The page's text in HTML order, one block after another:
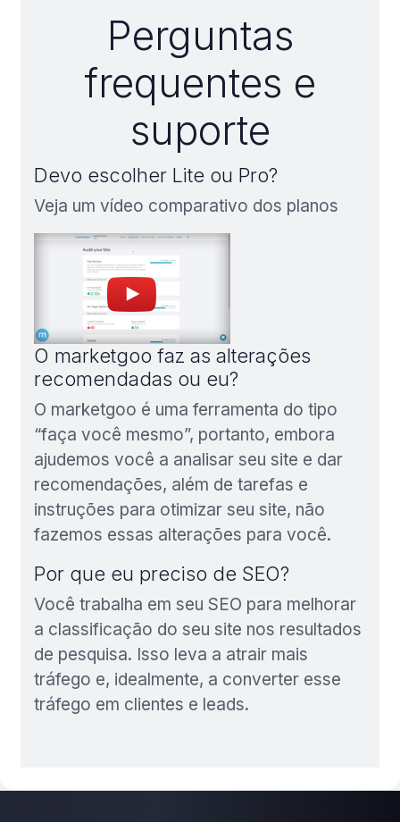
Perguntas
frequentes e
suporte
Devo escolher Lite ou Pro?
Veja um vídeo comparativo dos planos
O marketgoo faz as alterações
recomendadas ou eu?
O marketgoo é uma ferramenta do tipo
“faça você mesmo”, portanto, embora
ajudemos você a analisar seu site e dar
recomendações, além de tarefas e
instruções para otimizar seu site, não
fazemos essas alterações para você.
Por que eu preciso de SEO?
Você trabalha em seu SEO para melhorar
a classificação do seu site nos resultados
de pesquisa. Isso leva a atrair mais
tráfego e, idealmente, a converter esse
tráfego em clientes e leads.